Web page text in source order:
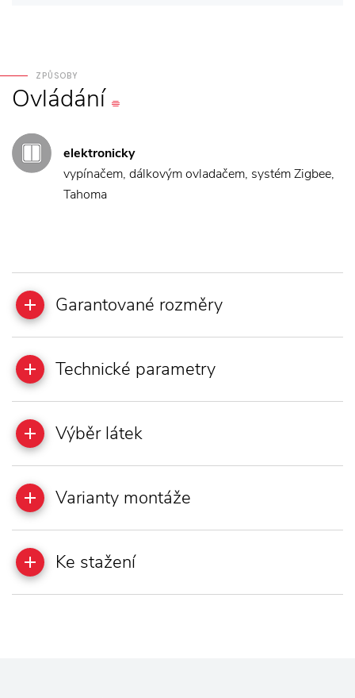
ZPŮSOBY
Ovládání
elektronicky
vypínačem, dálkovým ovladačem, systém Zigbee,
Tahoma
Garantované rozměry
Technické parametry
Výběr látek
Varianty montáže
Ke stažení